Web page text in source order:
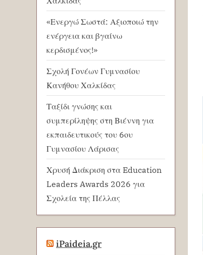
«Ενεργώ Σωστά: Αξιοποιώ την
ενέργεια και βγαίνω
κερδισμένος!»
Σχολή Γονέων Γυμνασίου
Κανήθου Χαλκίδας
Ταξίδι γνώσης και
συμπερίληψης στη Βιέννη για
εκπαιδευτικούς του 6ου
Γυμνασίου Λάρισας
Χρυσή Διάκριση στα Education
Leaders Awards 2026 για
Σχολεία της Πέλλας
iPaideia.gr